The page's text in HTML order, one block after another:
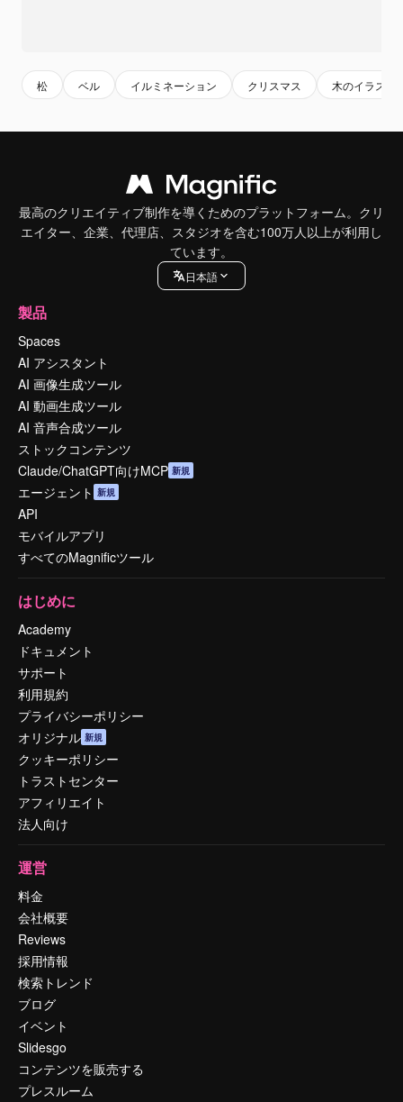
松 ベル イルミネーション クリスマス 木のイラスト
最高のクリエイティブ制作を導くためのプラットフォーム。クリ
エイター、企業、代理店、スタジオを含む100万人以上が利用し
ています。
日本語
製品
Spaces
AI アシスタント
AI 画像生成ツール
AI 動画生成ツール
AI 音声合成ツール
ストックコンテンツ
Claude/ChatGPT向けMCP 新規
エージェント 新規
API
モバイルアプリ
すべてのMagnificツール
はじめに
Academy
ドキュメント
サポート
利用規約
プライバシーポリシー
オリジナル 新規
クッキーポリシー
トラストセンター
アフィリエイト
法人向け
運営
料金
会社概要
Reviews
採用情報
検索トレンド
ブログ
イベント
Slidesgo
コンテンツを販売する
プレスルーム